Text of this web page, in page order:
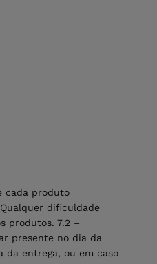
cada produto
dificuldade
produtos. 7.2 –
presente no dia da
da entrega, ou em caso